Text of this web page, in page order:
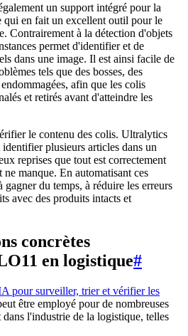
un support intégré pour la
qui en fait un excellent outil pour le
Contrairement à la détection d'objets
permet d'identifier et de
dans une image. Il est ainsi facile de
tels que des bosses, des
afin que les colis
et retirés avant d'atteindre les
le contenu des colis. Ultralytics
plusieurs articles dans un
reprises que tout est correctement
manque. En automatisant ces
du temps, à réduire les erreurs
avec des produits intacts et
concrètes
en logistique#
pour surveiller, trier et vérifier les
être employé pour de nombreuses
dans l'industrie de la logistique, telles